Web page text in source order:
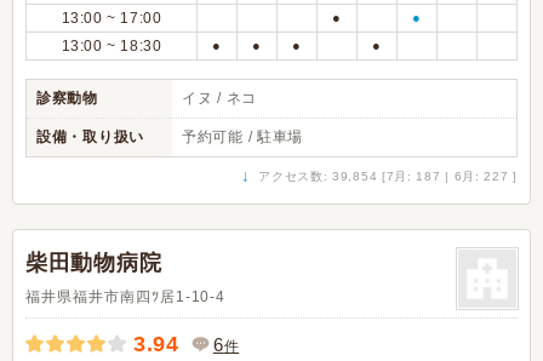
13:00 ~ 17:00 ● ●
13:00 ~ 18:30 ● ● ● ●
診察動物 イヌ / ネコ
設備・取り扱い 予約可能 / 駐車場
↓ アクセス数: 39,854 [7月: 187 | 6月: 227 ]
柴田動物病院
福井県福井市南四ﾂ居1-10-4
3.94 6件